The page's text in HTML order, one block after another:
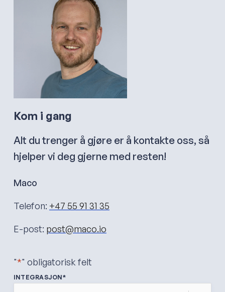
Kom i gang
Alt du trenger å gjøre er å kontakte oss, så
hjelper vi deg gjerne med resten!
Maco
Telefon: +47 55 91 31 35
E-post: post@maco.io
"*" obligatorisk felt
INTEGRASJON*